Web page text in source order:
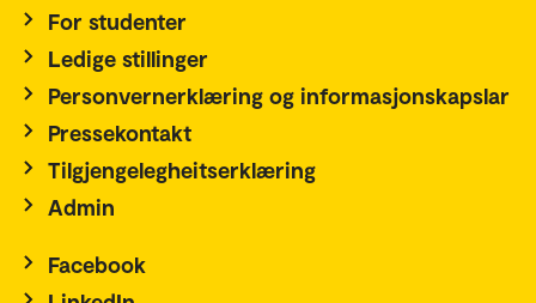
For studenter
Ledige stillinger
Personvernerklæring og informasjonskapslar
Pressekontakt
Tilgjengelegheitserklæring
Admin
Facebook